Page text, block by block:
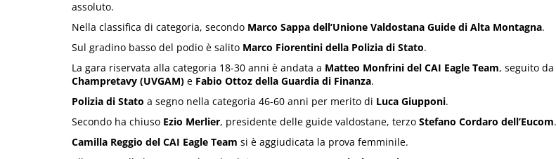
assoluto.
Nella classifica di categoria, secondo Marco Sappa dell’Unione Valdostana Guide di Alta Montagna.
Sul gradino basso del podio è salito Marco Fiorentini della Polizia di Stato.
La gara riservata alla categoria 18-30 anni è andata a Matteo Monfrini del CAI Eagle Team, seguito da
Champretavy (UVGAM) e Fabio Ottoz della Guardia di Finanza.
Polizia di Stato a segno nella categoria 46-60 anni per merito di Luca Giupponi.
Secondo ha chiuso Ezio Merlier, presidente delle guide valdostane, terzo Stefano Cordaro dell’Eucom.
Camilla Reggio del CAI Eagle Team si è aggiudicata la prova femminile.